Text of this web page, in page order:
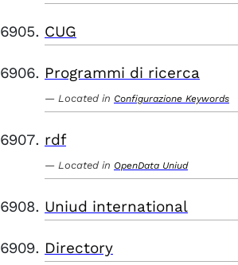
CUG
Programmi di ricerca
Located in Configurazione Keywords
rdf
Located in OpenData Uniud
Uniud international
Directory